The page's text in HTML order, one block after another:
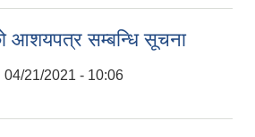
आशयपत्र सम्बन्धि सूचना
04/21/2021 - 10:06